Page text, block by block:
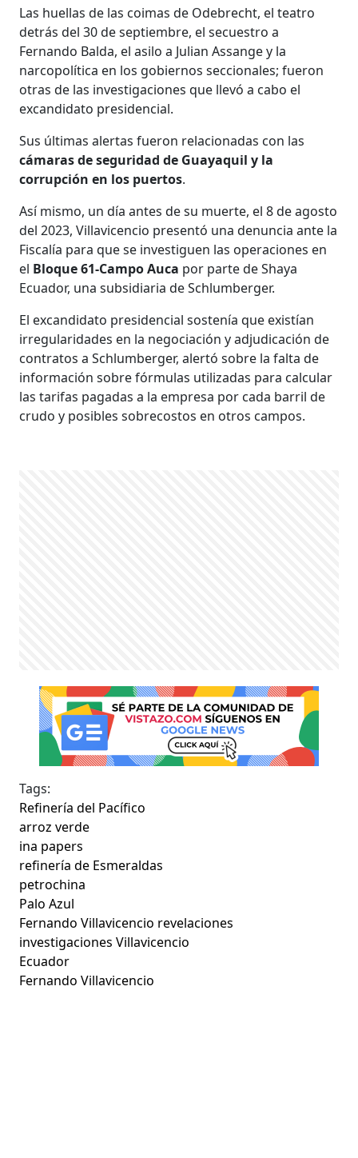
Las huellas de las coimas de Odebrecht, el teatro
detrás del 30 de septiembre, el secuestro a
Fernando Balda, el asilo a Julian Assange y la
narcopolítica en los gobiernos seccionales; fueron
otras de las investigaciones que llevó a cabo el
excandidato presidencial.
Sus últimas alertas fueron relacionadas con las
cámaras de seguridad de Guayaquil y la
corrupción en los puertos.
Así mismo, un día antes de su muerte, el 8 de agosto
del 2023, Villavicencio presentó una denuncia ante la
Fiscalía para que se investiguen las operaciones en
el Bloque 61-Campo Auca por parte de Shaya
Ecuador, una subsidiaria de Schlumberger.
El excandidato presidencial sostenía que existían
irregularidades en la negociación y adjudicación de
contratos a Schlumberger, alertó sobre la falta de
información sobre fórmulas utilizadas para calcular
las tarifas pagadas a la empresa por cada barril de
crudo y posibles sobrecostos en otros campos.
Tags:
Refinería del Pacífico
arroz verde
ina papers
refinería de Esmeraldas
petrochina
Palo Azul
Fernando Villavicencio revelaciones
investigaciones Villavicencio
Ecuador
Fernando Villavicencio